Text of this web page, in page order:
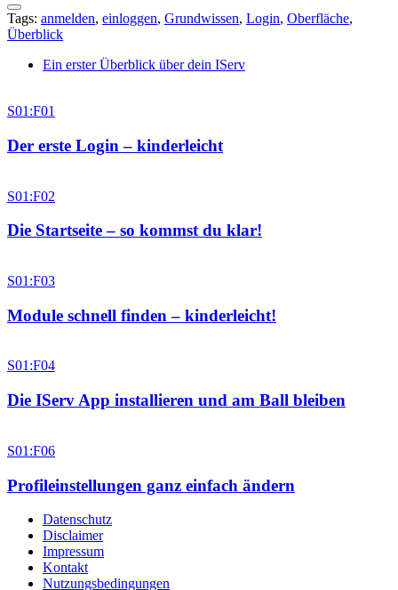
Tags: anmelden, einloggen, Grundwissen, Login, Oberfläche,
Überblick
Ein erster Überblick über dein IServ
S01:F01
Der erste Login – kinderleicht
S01:F02
Die Startseite – so kommst du klar!
S01:F03
Module schnell finden – kinderleicht!
S01:F04
Die IServ App installieren und am Ball bleiben
S01:F06
Profileinstellungen ganz einfach ändern
Datenschutz
Disclaimer
Impressum
Kontakt
Nutzungsbedingungen